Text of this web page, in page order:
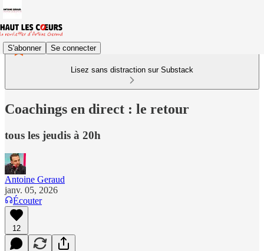
S'abonner Se connecter
Lisez sans distraction sur Substack
Coachings en direct : le retour
tous les jeudis à 20h
Antoine Geraud
janv. 05, 2026
Écouter
12